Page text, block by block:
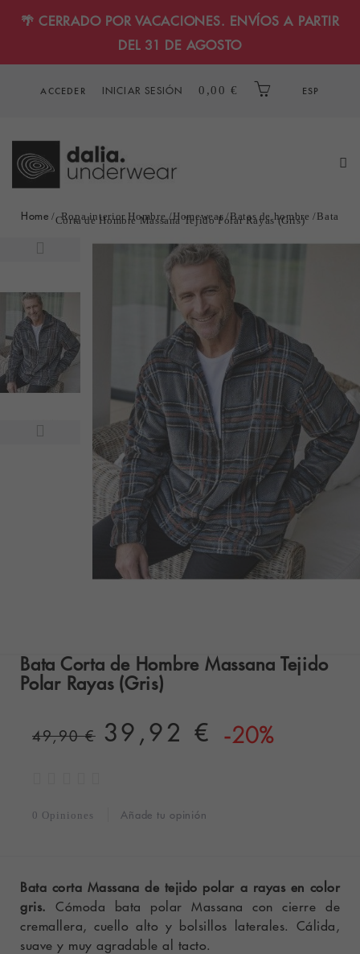
🌴 CERRADO POR VACACIONES. ENVÍOS A PARTIR
DEL 31 DE AGOSTO
ACCEDER INICIAR SESIÓN 0,00 € ESP
Home Ropa interior Hombre Homewear Batas de hombre Bata
Corta de Hombre Massana Tejido Polar Rayas (Gris)
Bata Corta de Hombre Massana Tejido
Polar Rayas (Gris)
49,90 € 39,92 € -20%
0 Opiniones Añade tu opinión
Bata corta Massana de tejido polar a rayas en color
gris. Cómoda bata polar Massana con cierre de
cremallera, cuello alto y bolsillos laterales. Cálida,
suave y muy agradable al tacto.